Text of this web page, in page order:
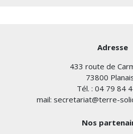
Adresse
433 route de
73800
Tél. : 04 79 84
mail: secretariat@terre-
Nos